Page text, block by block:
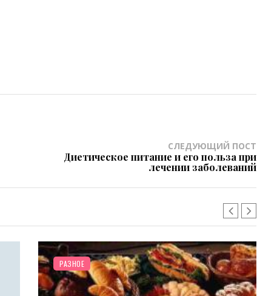
СЛЕДУЮЩИЙ ПОСТ
Диетическое питание и его польза при
лечении заболеваний
РАЗНОЕ